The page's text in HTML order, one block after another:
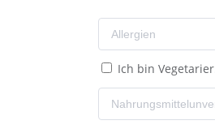
Ich bin